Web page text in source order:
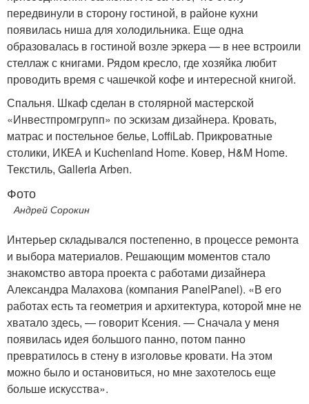
передвинули в сторону гостиной, в районе кухни
появилась ниша для холодильника. Еще одна
образовалась в гостиной возле эркера — в нее встроили
стеллаж с книгами. Рядом кресло, где хозяйка любит
проводить время с чашечкой кофе и интересной книгой.
Спальня. Шкаф сделан в столярной мастерской
«Инвестпромгрупп» по эскизам дизайнера. Кровать,
матрас и постельное белье, LoffiLab. Прикроватные
столики, ИКЕА и Kuchenland Home. Ковер, H&M Home.
Текстиль, Galleria Arben.
Фото
Андрей Сорокин
Интерьер складывался постепенно, в процессе ремонта
и выбора материалов. Решающим моментов стало
знакомство автора проекта с работами дизайнера
Александра Малахова (компания PanelPanel). «В его
работах есть та геометрия и архитектура, которой мне не
хватало здесь, — говорит Ксения. — Сначала у меня
появилась идея большого панно, потом панно
превратилось в стену в изголовье кровати. На этом
можно было и остановиться, но мне захотелось еще
больше искусства».